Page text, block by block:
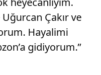
Çakır ve
Hayalimi
gidiyorum.”